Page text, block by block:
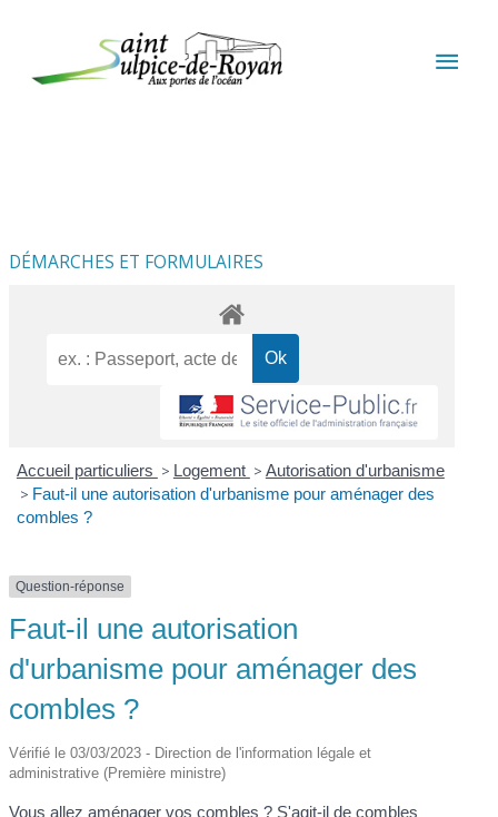
DÉMARCHES ET FORMULAIRES
Accueil particuliers > Logement > Autorisation d'urbanisme
> Faut-il une autorisation d'urbanisme pour aménager des
combles ?
Question-réponse
Faut-il une autorisation
d'urbanisme pour aménager des
combles ?
Vérifié le 03/03/2023 - Direction de l'information légale et
administrative (Première ministre)
Vous allez aménager vos combles ? S'agit-il de combles